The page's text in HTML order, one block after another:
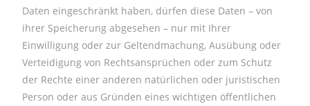
Daten eingeschränkt haben, dürfen diese Daten – von
ihrer Speicherung abgesehen – nur mit Ihrer
Einwilligung oder zur Geltendmachung, Ausübung oder
Verteidigung von Rechtsansprüchen oder zum Schutz
der Rechte einer anderen natürlichen oder juristischen
Person oder aus Gründen eines wichtigen öffentlichen